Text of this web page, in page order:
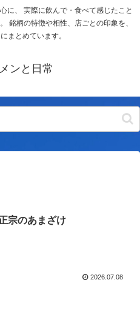
に、 実際に飲んで・食べて感じたこと
銘柄の特徴や相性、店ごとの印象を、
まとめています。
ンと日常
宗のあまざけ
2026.07.08